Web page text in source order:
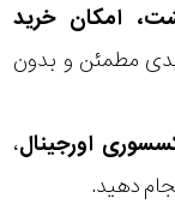
بازگشت، امکان خرید
مطمئن و بدون
،
دهید.